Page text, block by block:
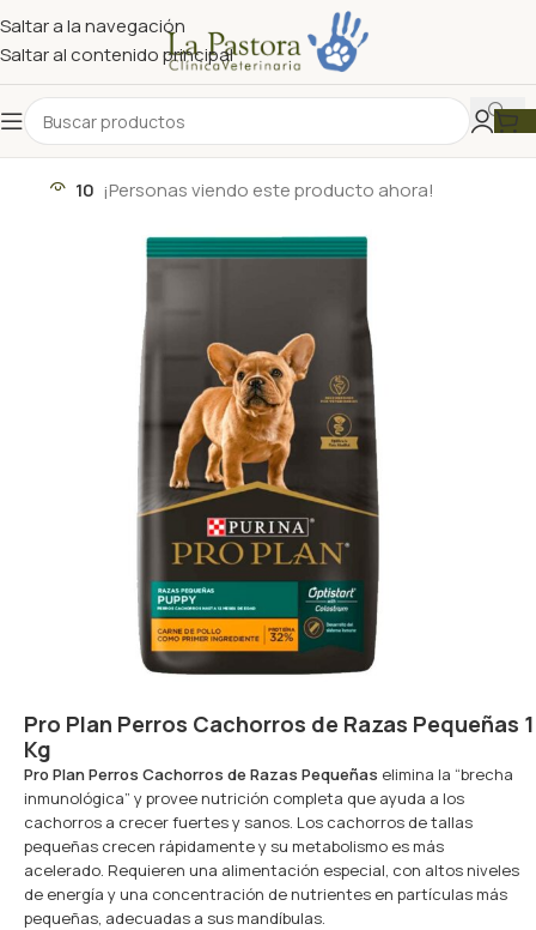
Saltar a la navegación
Saltar al contenido principal
10 ¡Personas viendo este producto ahora!
Pro Plan Perros Cachorros de Razas Pequeñas 1
Kg
Pro Plan Perros Cachorros de Razas Pequeñas elimina la “brecha
inmunológica” y provee nutrición completa que ayuda a los
cachorros a crecer fuertes y sanos. Los cachorros de tallas
pequeñas crecen rápidamente y su metabolismo es más
acelerado. Requieren una alimentación especial, con altos niveles
de energía y una concentración de nutrientes en partículas más
pequeñas, adecuadas a sus mandíbulas.